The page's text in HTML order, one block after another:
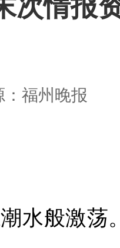
次情报
：福州晚报
水般激荡